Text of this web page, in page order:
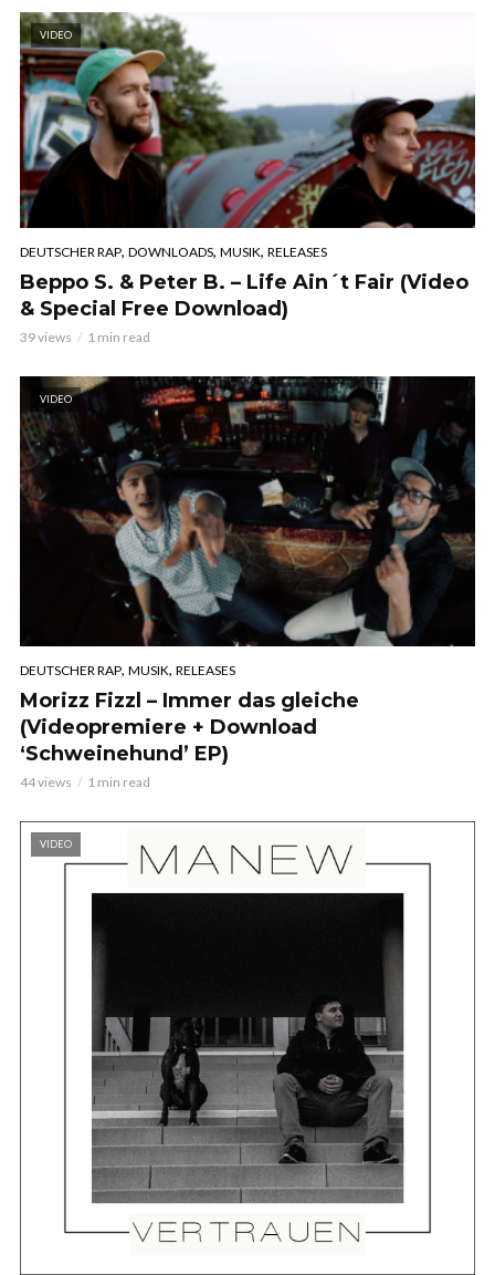
VIDEO
DEUTSCHER RAP, DOWNLOADS, MUSIK, RELEASES
Beppo S. & Peter B. – Life Ain´t Fair (Video
& Special Free Download)
39 views 1 min read
VIDEO
DEUTSCHER RAP, MUSIK, RELEASES
Morizz Fizzl – Immer das gleiche
(Videopremiere + Download
‘Schweinehund’ EP)
44 views 1 min read
VIDEO